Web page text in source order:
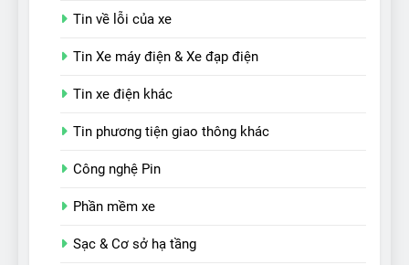
Tin về lỗi của xe
Tin Xe máy điện & Xe đạp điện
Tin xe điện khác
Tin phương tiện giao thông khác
Công nghệ Pin
Phần mềm xe
Sạc & Cơ sở hạ tầng